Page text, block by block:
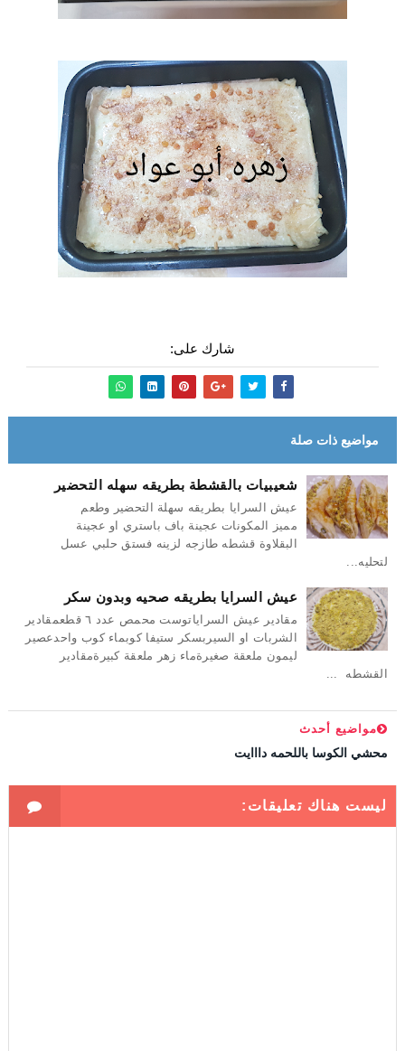
شارك على:
مواضيع ذات صلة
شعيبيات بالقشطة بطريقه سهله التحضير
عيش السرايا بطريقه سهلة التحضير وطعم
مميز المكونات عجينة باف باستري او عجينة
البقلاوة قشطه طازجه لزينه فستق حلبي عسل
لتحليه...
عيش السرايا بطريقه صحيه وبدون سكر
مقادير عيش السراياتوست محمص عدد ٦ قطعمقادير
الشربات او السيربسكر ستيفا كوبماء كوب واحدعصير
ليمون ملعقة صغيرةماء زهر ملعقة كبيرةمقادير
القشطه ...
مواضيع أحدث
محشي الكوسا باللحمه دااايت
ليست هناك تعليقات: